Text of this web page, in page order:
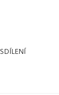
SDÍLENÍ